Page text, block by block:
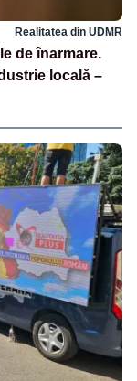
Realitatea din UDMR
de înarmare.
locală –